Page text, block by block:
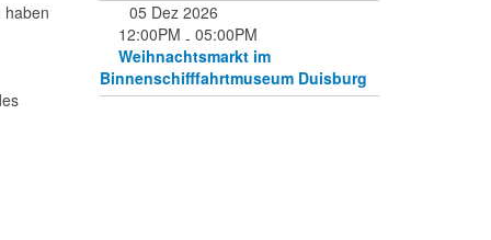
haben
05 Dez 2026
12:00PM - 05:00PM
Weihnachtsmarkt im
Binnenschifffahrtmuseum Duisburg